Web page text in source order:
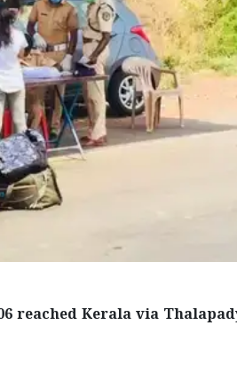
reached Kerala via